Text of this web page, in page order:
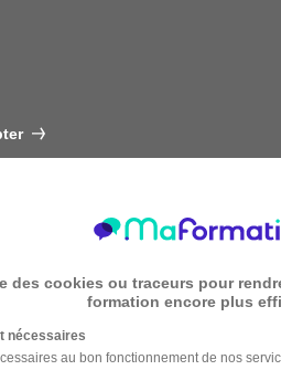
des cookies ou traceurs pour
formation encore plus
nécessaires
au bon fonctionnement de nos